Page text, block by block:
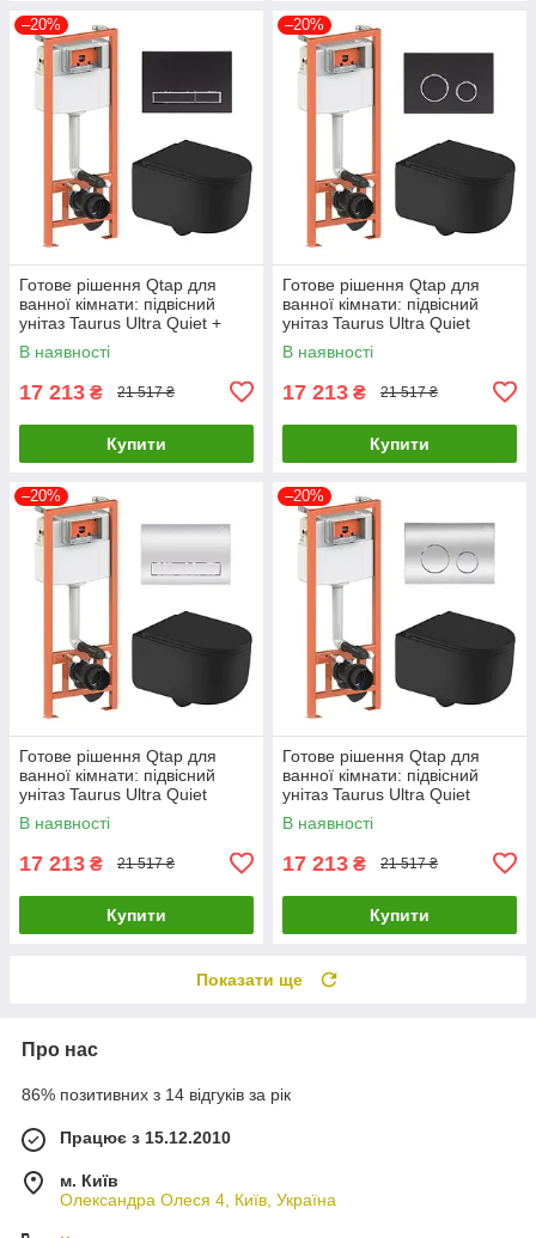
–20%
Готове рішення Qtap для
ванної кімнати: підвісний
унітаз Taurus Ultra Quiet +
комплект інсталяції Nest 4 в 1
(лінійна клавіша Matt
В наявності
17 213 ₴ 21 517 ₴
Купити
–20%
Готове рішення Qtap для
ванної кімнати: підвісний
унітаз Taurus Ultra Quiet
490x360x380 + комплект
інсталяції Nest 4 в 1 (кругла
В наявності
17 213 ₴ 21 517 ₴
Купити
–20%
Готове рішення Qtap для
ванної кімнати: підвісний
унітаз Taurus Ultra Quiet
490x360x380 + комплект
інсталяції Nest 4 в 1 (лінійна
В наявності
17 213 ₴ 21 517 ₴
Купити
–20%
Готове рішення Qtap для
ванної кімнати: підвісний
унітаз Taurus Ultra Quiet
490x360x380 + комплект
інсталяції Nest 4 в 1 (кругла
В наявності
17 213 ₴ 21 517 ₴
Купити
Показати ще
Про нас
86% позитивних з 14 відгуків за рік
Працює з 15.12.2010
м. Київ
Олександра Олеся 4, Київ, Україна